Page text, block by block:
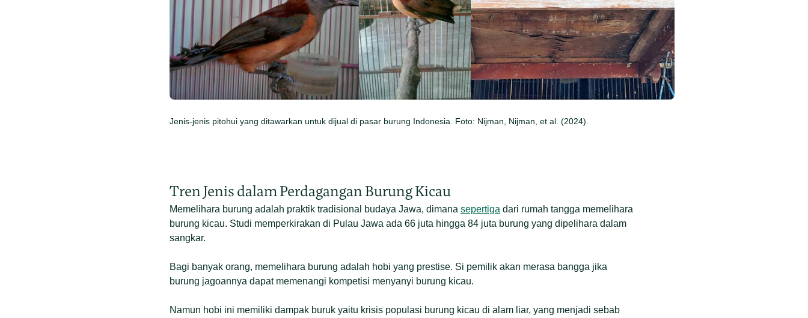
Jenis-jenis pitohui yang ditawarkan untuk dijual di pasar burung Indonesia. Foto: Nijman, Nijman, et al. (2024).
Tren Jenis dalam Perdagangan Burung Kicau
Memelihara burung adalah praktik tradisional budaya Jawa, dimana sepertiga dari rumah tangga memelihara
burung kicau. Studi memperkirakan di Pulau Jawa ada 66 juta hingga 84 juta burung yang dipelihara dalam
sangkar.
Bagi banyak orang, memelihara burung adalah hobi yang prestise. Si pemilik akan merasa bangga jika
burung jagoannya dapat memenangi kompetisi menyanyi burung kicau.
Namun hobi ini memiliki dampak buruk yaitu krisis populasi burung kicau di alam liar, yang menjadi sebab